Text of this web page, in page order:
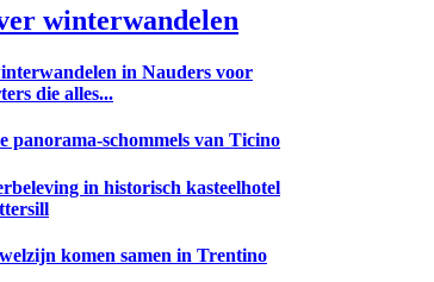
winterwandelen
in Nauders voor
die alles...
panorama-schommels van Ticino
in historisch kasteelhotel
komen samen in Trentino